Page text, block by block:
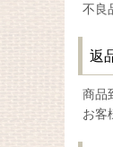
不良
返
商品
お客